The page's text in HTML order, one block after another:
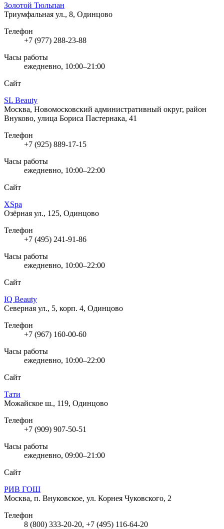
Золотой Тюльпан
Триумфальная ул., 8, Одинцово
Телефон
+7 (977) 288-23-88
Часы работы
ежедневно, 10:00–21:00
Сайт
SL Beauty
Москва, Новомосковский административный округ, район
Внуково, улица Бориса Пастернака, 41
Телефон
+7 (925) 889-17-15
Часы работы
ежедневно, 10:00–22:00
Сайт
XSpa
Озёрная ул., 125, Одинцово
Телефон
+7 (495) 241-91-86
Часы работы
ежедневно, 10:00–22:00
Сайт
IQ Beauty
Северная ул., 5, корп. 4, Одинцово
Телефон
+7 (967) 160-00-60
Часы работы
ежедневно, 10:00–22:00
Сайт
Тати
Можайское ш., 119, Одинцово
Телефон
+7 (909) 907-50-51
Часы работы
ежедневно, 09:00–21:00
Сайт
РИВ ГОШ
Москва, п. Внуковское, ул. Корнея Чуковского, 2
Телефон
8 (800) 333-20-20, +7 (495) 116-64-20